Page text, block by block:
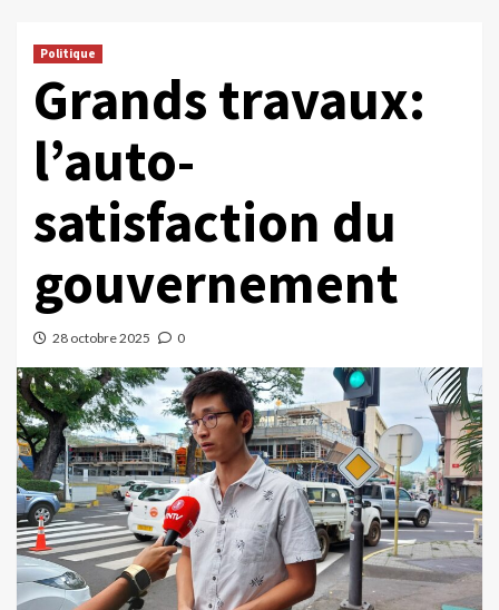
Politique
Grands travaux:
l’auto-
satisfaction du
gouvernement
28 octobre 2025 0